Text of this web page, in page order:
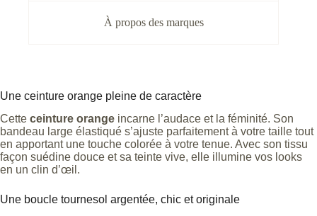
À propos des marques
Une ceinture orange pleine de caractère
Cette ceinture orange incarne l’audace et la féminité. Son
bandeau large élastiqué s’ajuste parfaitement à votre taille tout
en apportant une touche colorée à votre tenue. Avec son tissu
façon suédine douce et sa teinte vive, elle illumine vos looks
en un clin d’œil.
Une boucle tournesol argentée, chic et originale